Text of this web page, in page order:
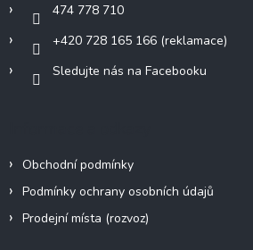
474 778 710
+420 728 165 166 (reklamace)
Sledujte nás na Facebooku
Obchodní podmínky
Podmínky ochrany osobních údajů
Prodejní místa (rozvoz)